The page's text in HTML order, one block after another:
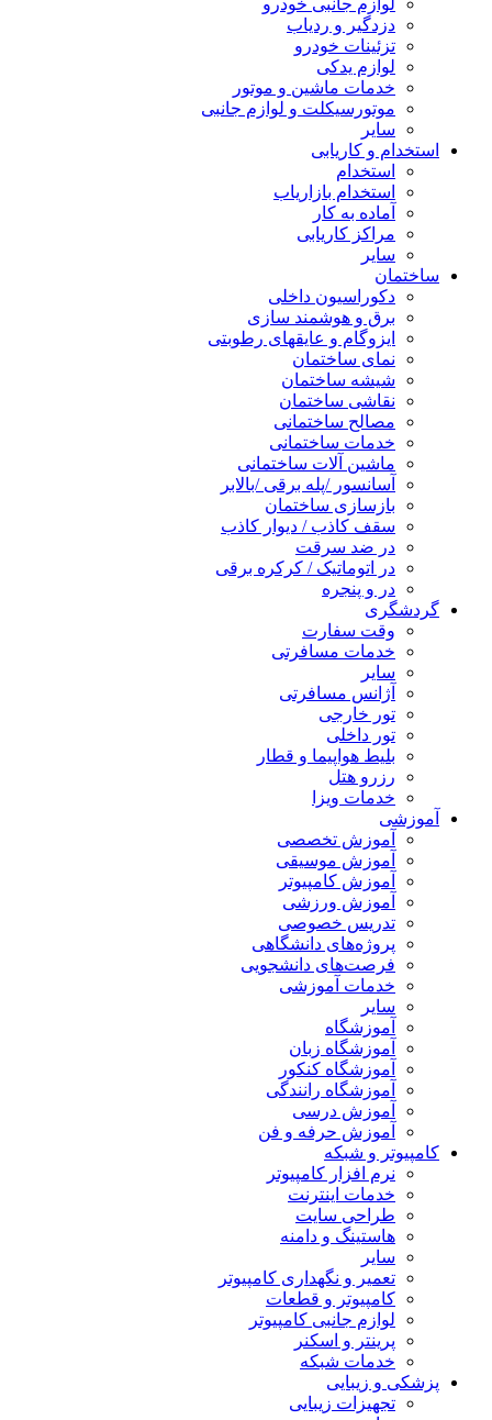
لوازم جانبی خودرو
دزدگیر و ردیاب
تزئینات خودرو
لوازم یدکی
خدمات ماشین و موتور
موتورسیکلت و لوازم جانبی
سایر
استخدام و کاریابی
استخدام
استخدام بازاریاب
آماده به کار
مراکز کاریابی
سایر
ساختمان
دکوراسیون داخلی
برق و هوشمند سازی
ایزوگام و عایقهای رطوبتی
نمای ساختمان
شیشه ساختمان
نقاشی ساختمان
مصالح ساختمانی
خدمات ساختمانی
ماشین آلات ساختمانی
آسانسور /پله برقی /بالابر
بازسازی ساختمان
سقف کاذب / دیوار کاذب
در ضد سرقت
در اتوماتیک / کرکره برقی
در و پنجره
گردشگری
وقت سفارت
خدمات مسافرتی
سایر
آژانس مسافرتی
تور خارجی
تور داخلی
بلیط هواپیما و قطار
رزرو هتل
خدمات ویزا
آموزشی
آموزش تخصصی
آموزش موسیقی
آموزش کامپیوتر
آموزش ورزشی
تدریس خصوصی
پروژه‌های دانشگاهی
فرصت‌های دانشجویی
خدمات آموزشی
سایر
آموزشگاه
آموزشگاه زبان
آموزشگاه کنکور
آموزشگاه رانندگی
آموزش درسی
آموزش حرفه و فن
کامپیوتر و شبکه
نرم افزار کامپیوتر
خدمات اینترنت
طراحی سایت
هاستینگ و دامنه
سایر
تعمیر و نگهداری کامپیوتر
کامپیوتر و قطعات
لوازم جانبی کامپیوتر
پرینتر و اسکنر
خدمات شبکه
پزشکی و زیبایی
تجهیزات زیبایی